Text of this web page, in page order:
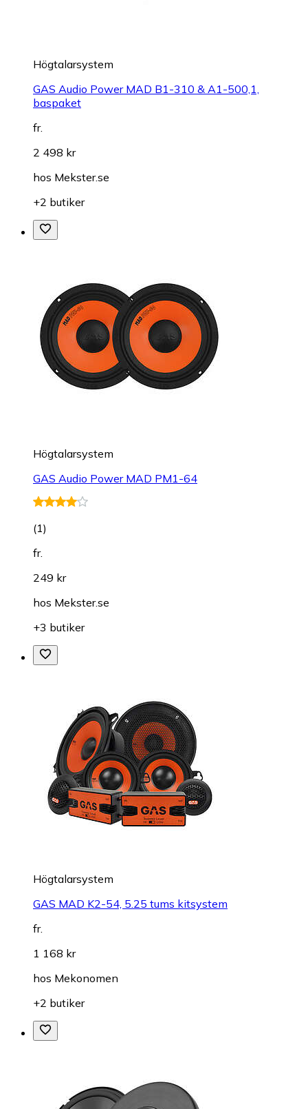
Högtalarsystem
GAS Audio Power MAD B1-310 & A1-500,1,
baspaket
fr.
2 498 kr
hos Mekster.se
+2 butiker
Högtalarsystem
GAS Audio Power MAD PM1-64
(1)
fr.
249 kr
hos Mekster.se
+3 butiker
Högtalarsystem
GAS MAD K2-54, 5.25 tums kitsystem
fr.
1 168 kr
hos Mekonomen
+2 butiker